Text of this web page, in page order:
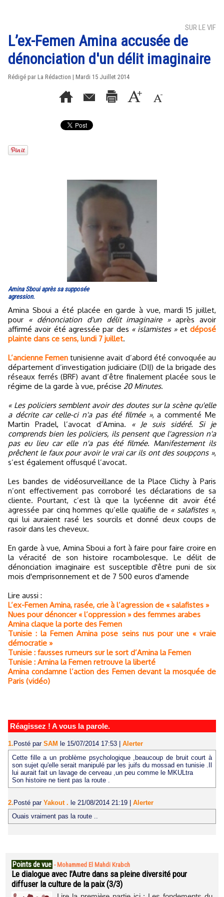
SUR LE VIF
L’ex-Femen Amina accusée de
dénonciation d'un délit imaginaire
Rédigé par La Rédaction | Mardi 15 Juillet 2014
Amina Sboui après sa supposée
agression.
Amina Sboui a été placée en garde à vue, mardi 15 juillet,
pour
« dénonciation d'un délit imaginaire »après avoir
affirmé avoir été agressée par des « islamistes »etdéposé
plainte dans ce sens, lundi 7 juillet.
L’ancienne Femen tunisienne avait d’abord été convoquée au
département d’investigation judiciaire (DIJ) de la brigade des
réseaux ferrés (BRF) avant d’être finalement placée sous le
régime de la garde à vue, précise 20 Minutes.
« Les policiers semblent avoir des doutes sur la scène qu'elle
a décrite car celle-ci n'a pas été filmée », a commenté Me
Martin Pradel, l’avocat d’Amina.
« Je suis sidéré. Si je
comprends bien les policiers, ils pensent que l'agression n'a
pas eu lieu car elle n'a pas été filmée. Manifestement ils
prêchent le faux pour avoir le vrai car ils ont des soupçons »,
s’est également offusqué l’avocat.
Les bandes de vidéosurveillance de la Place Clichy à Paris
n’ont effectivement pas corroboré les déclarations de sa
cliente. Pourtant, c’est là que la lycéenne dit avoir été
agressée par cinq hommes qu’elle qualifie de « salafistes »,
qui lui auraient rasé les sourcils et donné deux coups de
rasoir dans les cheveux.
En garde à vue, Amina Sboui a fort à faire pour faire croire en
la véracité de son histoire rocambolesque. Le délit de
dénonciation imaginaire est susceptible d'être puni de six
mois d'emprisonnement et de 7 500 euros d'amende
Lire aussi :
L’ex-Femen Amina, rasée, crie à l’agression de « salafistes »
Nues pour dénoncer « l’oppression » des femmes arabes
Amina claque la porte des Femen
Tunisie : la Femen Amina pose seins nus pour une « vraie
démocratie »
Tunisie : fausses rumeurs sur le sort d’Amina la Femen
Tunisie : Amina la Femen retrouve la liberté
Amina condamne l’action des Femen devant la mosquée de
Paris (vidéo)
Réagissez ! A vous la parole.
1. Posté par SAM le 15/07/2014 17:53
Alerter
Cette fille a un problème psychologique ,beaucoup de bruit court à
son sujet qu'elle serait manipulé par les juifs du mossad en tunisie .Il
lui aurait fait un lavage de cerveau ,un peu comme le MKULtra
Son histoire ne tient pas la route .
2.Posté par Yakout . le 21/08/2014 21:19 | Alerter
Ouais vraiment pas la route ..
Points de vue - Mohammed El Mahdi Krabch
Le dialogue avec l’Autre dans sa pleine diversité pour
diffuser la culture de la paix (3/3)